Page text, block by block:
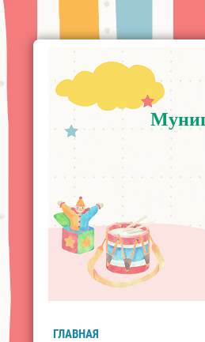
618120,
город
+7
ГЛАВНАЯ